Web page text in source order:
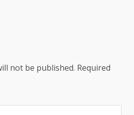
not be published. Required